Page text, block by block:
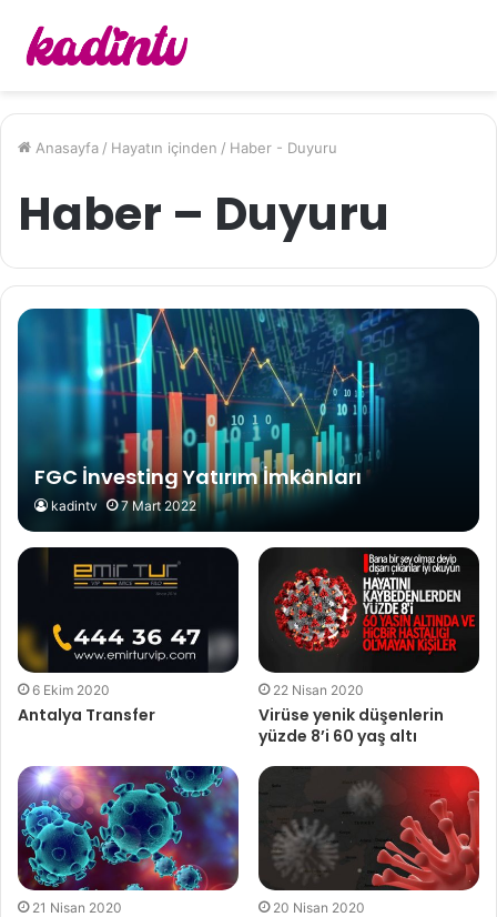
Anasayfa / Hayatın içinden / Haber - Duyuru
Haber – Duyuru
FGC İnvesting Yatırım İmkânları
kadintv 7 Mart 2022
6 Ekim 2020
Antalya Transfer
22 Nisan 2020
Virüse yenik düşenlerin
yüzde 8’i 60 yaş altı
21 Nisan 2020 20 Nisan 2020